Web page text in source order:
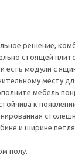
решение,
стоящей
есть модули с
месту
мебель
к
и ширине
полу.